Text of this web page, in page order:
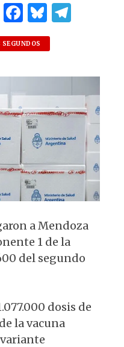
X F
a
c
e
b
o
o
k
B
lu
es
k
y
g
ra
m
a Mendoza
1 de la
del segundo
dosis de
la vacuna